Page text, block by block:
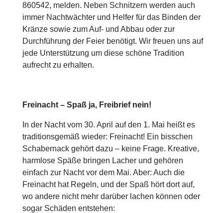
860542, melden. Neben Schnitzern werden auch
immer Nachtwächter und Helfer für das Binden der
Kränze sowie zum Auf- und Abbau oder zur
Durchführung der Feier benötigt. Wir freuen uns auf
jede Unterstützung um diese schöne Tradition
aufrecht zu erhalten.
Freinacht – Spaß ja, Freibrief nein!
In der Nacht vom 30. April auf den 1. Mai heißt es
traditionsgemäß wieder: Freinacht! Ein bisschen
Schabernack gehört dazu – keine Frage. Kreative,
harmlose Späße bringen Lacher und gehören
einfach zur Nacht vor dem Mai. Aber: Auch die
Freinacht hat Regeln, und der Spaß hört dort auf,
wo andere nicht mehr darüber lachen können oder
sogar Schäden entstehen: